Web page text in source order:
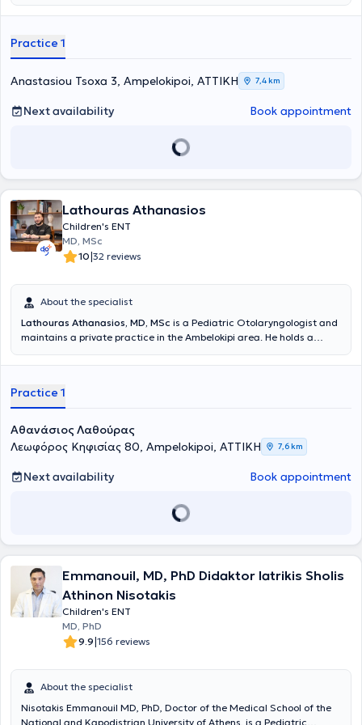
Practice 1
Anastasiou Tsoxa 3, Ampelokipoi, ΑΤΤΙΚΗ 7,4 km
Next availability Book appointment
Lathouras Athanasios
Children's ENT
MD, MSc
10|32 reviews
About the specialist
Lathouras Athanasios, MD, MSc is a Pediatric Otolaryngologist and
maintains a private practice in the Ambelokipi area. He holds a
Master's Program in Audiology - Neurotology at the National and
specialty training in Otolaryngology - Head and Neck Surgery at the
First Otolaryngology Clinic of the National and Kapodistrian
University of Athens (NKUA) at Hippokration General Hospital of
Athens. Finally, he is an associate of the First Otolaryngology Clinic
at the "Mitera" General Clinic.
Practice 1
Αθανάσιος Λαθούρας
Λεωφόρος Κηφισίας 80, Ampelokipoi, ΑΤΤΙΚΗ
7,6 km
Next availability Book appointment
Emmanouil, MD, PhD Didaktor Iatrikis Sholis
Athinon Nisotakis
Children's ENT
MD, PhD
9.9|156 reviews
About the specialist
Nisotakis Emmanouil MD, PhD, Doctor of the Medical School of the
National and Kapodistrian University of Athens, is a Pediatric